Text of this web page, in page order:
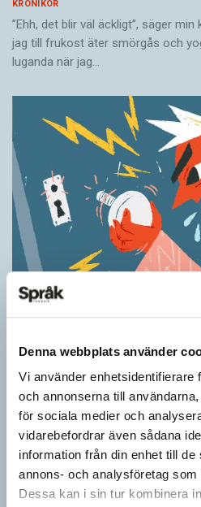
Denna webbplats använder
Vi använder enhetsidentifierare
och annonserna till
för sociala medier och
vidarebefordrar även sådana
information från din enhet till
annons- och analysföretag
Dessa kan i sin tur kombinera
KRÖNIKOR
”Ehh, det blir väl äckligt”, säger
jag till frukost äter smörgås och
luganda när jag…
Ordens umgänge
”Du kan begripa ett ord genom att
– ungefär så sa den brittiske